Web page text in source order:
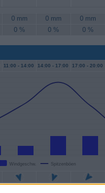
0 mm 0 mm 0 mm
0 % 0 % 0 %
11:00 - 14:00 14:00 - 17:00 17:00 - 20:00
Windgeschw. Spitzenböen